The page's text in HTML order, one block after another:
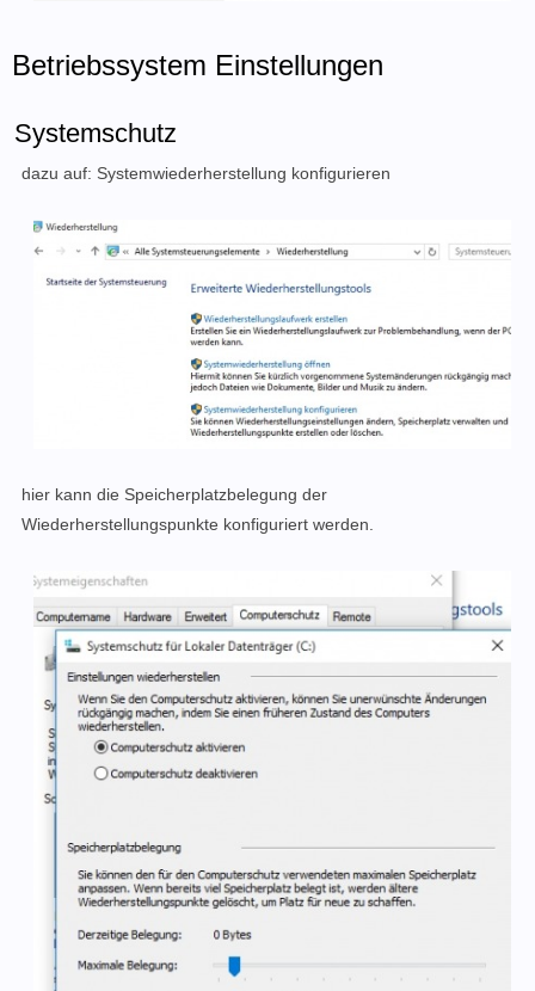
Betriebssystem Einstellungen
Systemschutz
dazu auf: Systemwiederherstellung konfigurieren
hier kann die Speicherplatzbelegung der
Wiederherstellungspunkte konfiguriert werden.